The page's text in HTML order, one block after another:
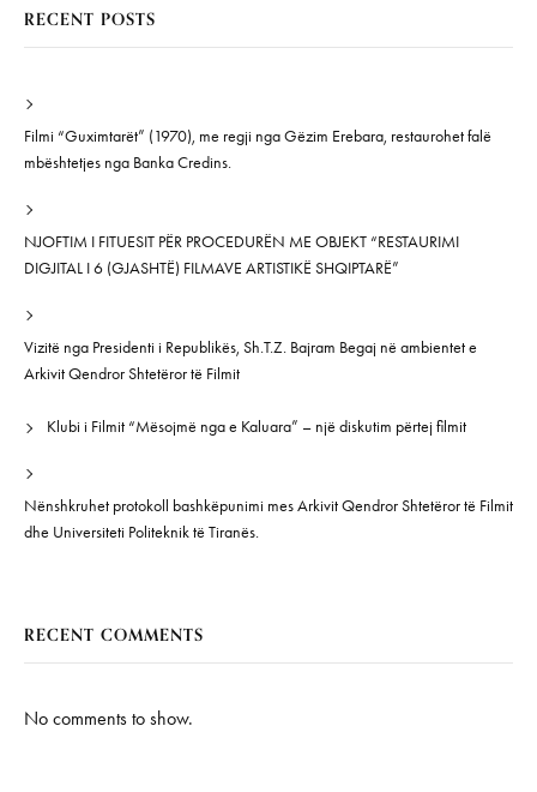
RECENT POSTS
Filmi “Guximtarët” (1970), me regji nga Gëzim Erebara, restaurohet falë
mbështetjes nga Banka Credins.
NJOFTIM I FITUESIT PËR PROCEDURËN ME OBJEKT “RESTAURIMI
DIGJITAL I 6 (GJASHTË) FILMAVE ARTISTIKË SHQIPTARË”
Vizitë nga Presidenti i Republikës, Sh.T.Z. Bajram Begaj në ambientet e
Arkivit Qendror Shtetëror të Filmit
Klubi i Filmit “Mësojmë nga e Kaluara” – një diskutim përtej filmit
Nënshkruhet protokoll bashkëpunimi mes Arkivit Qendror Shtetëror të Filmit
dhe Universiteti Politeknik të Tiranës.
RECENT COMMENTS
No comments to show.